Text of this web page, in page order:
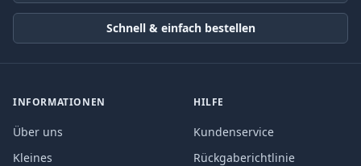
Schnell & einfach bestellen
INFORMATIONEN
Über uns
Kleines
HILFE
Kundenservice
Rückgaberichtlinie